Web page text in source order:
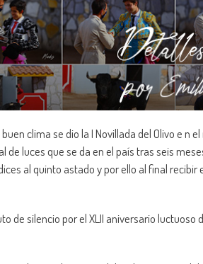
clima se dio la I Novillada del Olivo e n
luces que se da en el país tras seis
al quinto astado y por ello al final
de silencio por el XLII aniversario luctuoso